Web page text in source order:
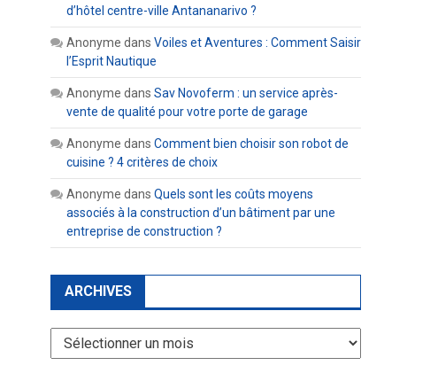
d’hôtel centre-ville Antananarivo ?
Anonyme dans Voiles et Aventures : Comment Saisir
l’Esprit Nautique
Anonyme dans Sav Novoferm : un service après-
vente de qualité pour votre porte de garage
Anonyme dans Comment bien choisir son robot de
cuisine ? 4 critères de choix
Anonyme dans Quels sont les coûts moyens
associés à la construction d’un bâtiment par une
entreprise de construction ?
ARCHIVES
Archives